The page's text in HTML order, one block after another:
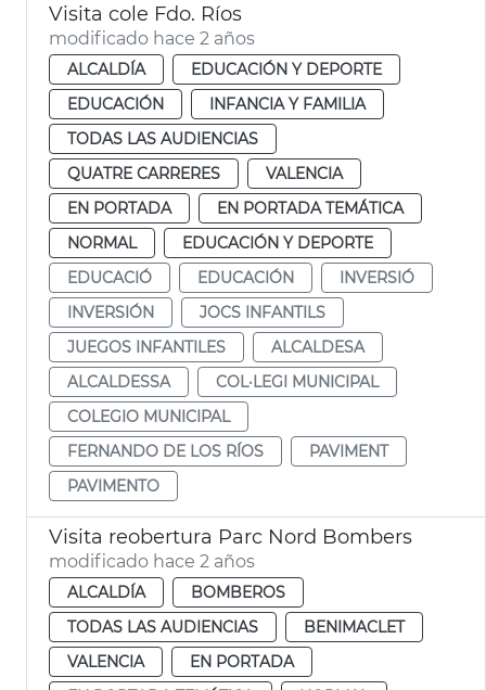
Visita cole Fdo. Ríos
modificado hace 2 años
ALCALDÍA
EDUCACIÓN Y DEPORTE
EDUCACIÓN
INFANCIA Y FAMILIA
TODAS LAS AUDIENCIAS
QUATRE CARRERES
VALENCIA
EN PORTADA
EN PORTADA TEMÁTICA
NORMAL
EDUCACIÓN Y DEPORTE
EDUCACIÓ
EDUCACIÓN
INVERSIÓ
INVERSIÓN
JOCS INFANTILS
JUEGOS INFANTILES
ALCALDESA
ALCALDESSA
COL·LEGI MUNICIPAL
COLEGIO MUNICIPAL
FERNANDO DE LOS RÍOS
PAVIMENT
PAVIMENTO
Visita reobertura Parc Nord Bombers
modificado hace 2 años
ALCALDÍA
BOMBEROS
TODAS LAS AUDIENCIAS
BENIMACLET
VALENCIA
EN PORTADA